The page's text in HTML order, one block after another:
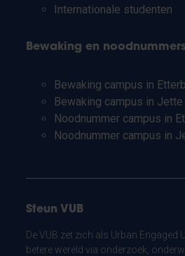
Internationale studenten
Bewaking en
Bewaking campus in
Bewaking campus in Jette
Noodnummer campus in
Noodnummer campus in
Steun VUB
De VUB zet zich als Urban Engaged
betere wereld via onderzoek,